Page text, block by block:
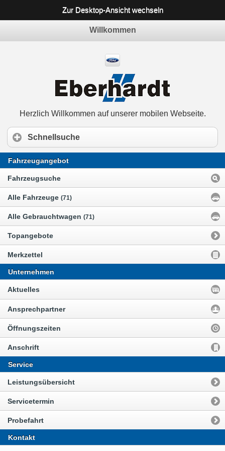
Zur Desktop-Ansicht wechseln
Willkommen
Herzlich Willkommen auf unserer mobilen Webseite.
Schnellsuche
Fahrzeugangebot
Fahrzeugsuche
Alle Fahrzeuge (71)
Alle Gebrauchtwagen (71)
Topangebote
Merkzettel
Unternehmen
Aktuelles
Ansprechpartner
Öffnungszeiten
Anschrift
Service
Leistungsübersicht
Servicetermin
Probefahrt
Kontakt